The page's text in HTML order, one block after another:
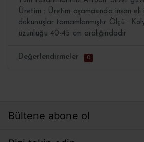
Üretim : Üretim aşamasında insan eli
dokunuşlar tamamlanmıştır Ölçü :
uzunluğu 40-45 cm aralığındadır
Değerlendirmeler 0
Bültene abone ol